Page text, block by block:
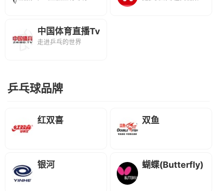
中国体育直播Tv
走进乒乓的世界
乒乓球品牌
红双喜 双鱼
银河 蝴蝶(Butterfly)